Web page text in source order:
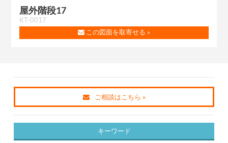
屋外階段17
KT-0017
この図面を取寄せる »
ご相談はこちら »
キーワード